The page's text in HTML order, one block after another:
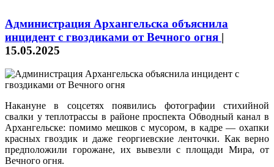
Администрация Архангельска объяснила
инцидент с гвоздиками от Вечного огня |
15.05.2025
Накануне в соцсетях появились фотографии стихийной
свалки у теплотрассы в районе проспекта Обводный канал в
Архангельске: помимо мешков с мусором, в кадре — охапки
красных гвоздик и даже георгиевские ленточки. Как верно
предположили горожане, их вывезли с площади Мира, от
Вечного огня.